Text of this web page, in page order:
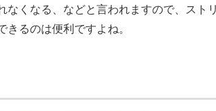
なくなる、などと言われますので、スト
るのは便利ですよね。